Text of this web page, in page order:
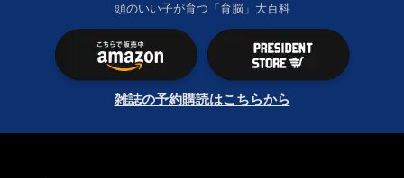
頭のいい子が育つ「育脳」大百科
雑誌の予約購読はこちらから